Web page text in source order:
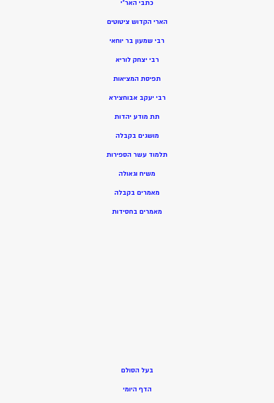
כתבי האר”י
הארי הקדוש ציטוטים
רבי שמעון בר יוחאי
רבי יצחק לוריא
תפיסת המציאות
רבי יעקב אבוחצירא
תת מודע יהדות
מושגים בקבלה
תלמוד עשר הספירות
משיח וגאולה
מאמרים בקבלה
מאמרים בחסידות
בעל הסולם
הדף היומי